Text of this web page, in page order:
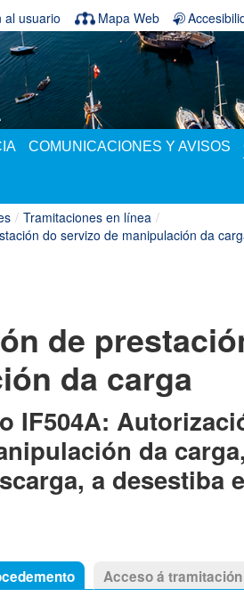
al usuario Mapa Web
COMUNICACIONES Y AVISOS
/ Tramitaciones en línea /
do servizo de manipulación da
de
da carga
IF504A:
da
a desestiba
Acceso á tramitación